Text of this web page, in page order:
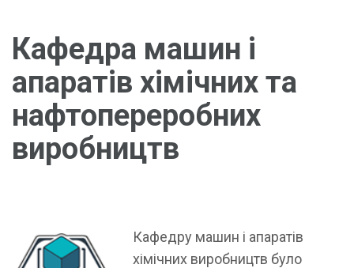
Кафедра машин і
апаратiв хiмiчних та
нафтопереробних
виробництв
Кафедру машин і апаратів
хімічних виробництв було